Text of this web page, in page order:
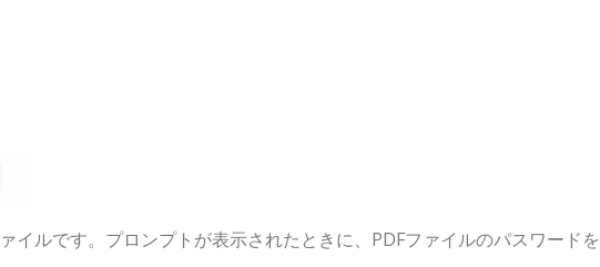
イルです。プロンプトが表示されたときに、PDFファイルのパスワードを